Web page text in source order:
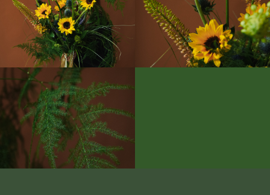
Адрес: Олонецкая, 4
Метро: Ботанический сад
Авторские букеты
Декор и подарки
Композиции
Свадебные букеты
Растения и услуги